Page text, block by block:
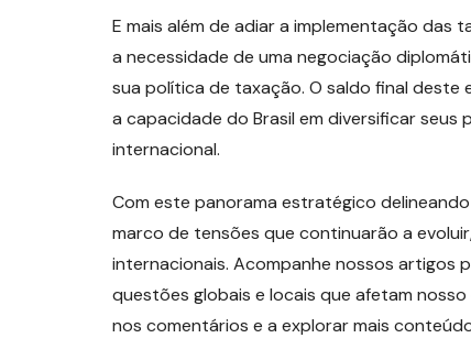
E mais além de adiar a implementação das
a necessidade de uma negociação
sua política de taxação. O saldo final
a capacidade do Brasil em diversificar
internacional.
Com este panorama estratégico
marco de tensões que continuarão a
internacionais. Acompanhe nossos artigos
questões globais e locais que afetam
nos comentários e a explorar mais